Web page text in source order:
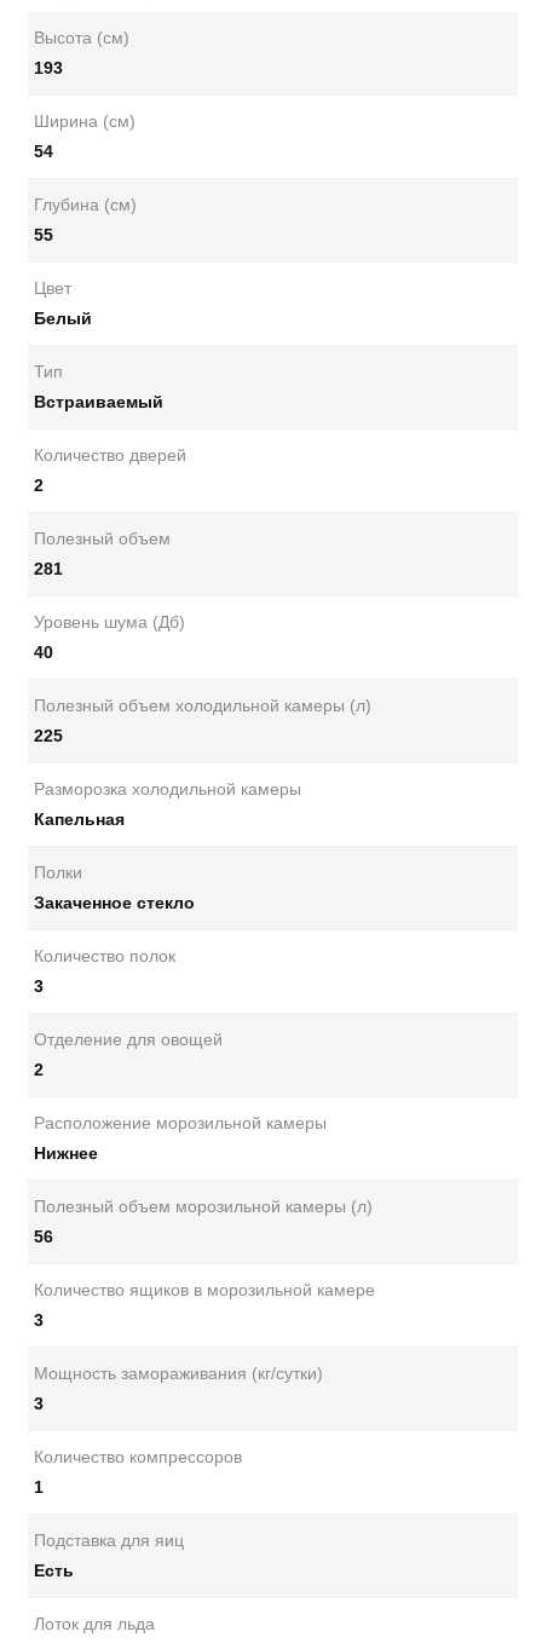
Высота (см)
193
Ширина (см)
54
Глубина (см)
55
Цвет
Белый
Тип
Встраиваемый
Количество дверей
2
Полезный объем
281
Уровень шума (Дб)
40
Полезный объем холодильной камеры (л)
225
Разморозка холодильной камеры
Капельная
Полки
Закаченное стекло
Количество полок
3
Отделение для овощей
2
Расположение морозильной камеры
Нижнее
Полезный объем морозильной камеры (л)
56
Количество ящиков в морозильной камере
3
Мощность замораживания (кг/сутки)
3
Количество компрессоров
1
Подставка для яиц
Есть
Лоток для льда